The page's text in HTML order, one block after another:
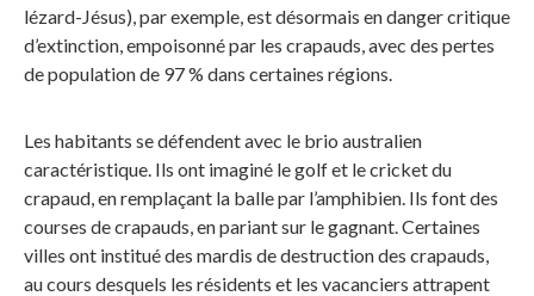
lézard-Jésus), par exemple, est désormais en danger critique
d’extinction, empoisonné par les crapauds, avec des pertes
de population de 97 % dans certaines régions.
Les habitants se défendent avec le brio australien
caractéristique. Ils ont imaginé le golf et le cricket du
crapaud, en remplaçant la balle par l’amphibien. Ils font des
courses de crapauds, en pariant sur le gagnant. Certaines
villes ont institué des mardis de destruction des crapauds,
au cours desquels les résidents et les vacanciers attrapent